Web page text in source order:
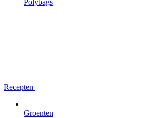
Polybags
Recepten
Groenten